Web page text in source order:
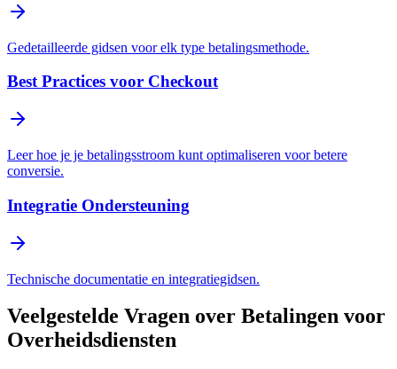
Gedetailleerde gidsen voor elk type betalingsmethode.
Best Practices voor Checkout
Leer hoe je je betalingsstroom kunt optimaliseren voor betere
conversie.
Integratie Ondersteuning
Technische documentatie en integratiegidsen.
Veelgestelde Vragen over Betalingen voor
Overheidsdiensten